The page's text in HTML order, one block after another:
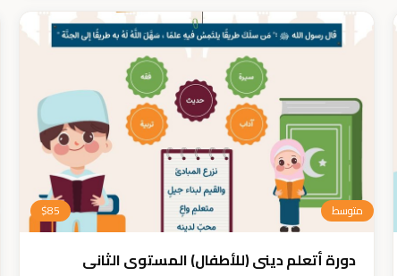
متوسط $85
دورة أتعلم ديني (للأطفال) المستوى الثاني